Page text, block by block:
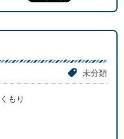
未分類
もり